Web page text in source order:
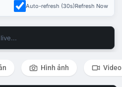
Auto-refresh (30s)Refresh Now
Hình ảnh Video